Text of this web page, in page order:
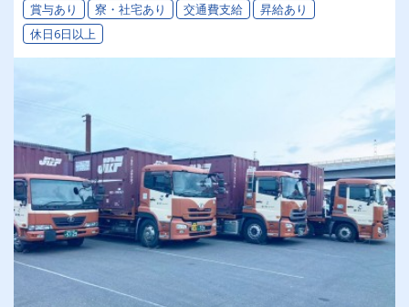
賞与あり 寮・社宅あり 交通費支給
昇給あり
休日6日以上